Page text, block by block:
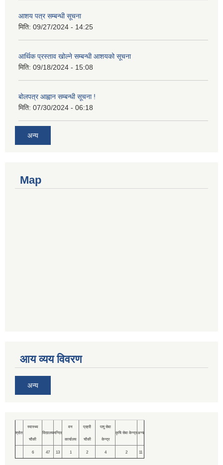
आशय पत्र सम्बन्धी सूचना
मिति: 09/27/2024 - 14:25
आर्थिक प्रस्ताव खोल्ने सम्बन्धी आशयको सूचना
मिति: 09/18/2024 - 15:08
बोलपत्र आह्वान सम्बन्धी सूचना !
मिति: 07/30/2024 - 06:18
अन्य
Map
आय व्यय विवरण
अन्य
श्रोत
स्वास्थ्य
चौकी
विद्यालयमन्दिर
वन
कार्यालय
प्रहरी
चौकी
पशु सेवा
केन्द्र
कृषि सेवा केन्द्रअन्य
6 47 13 1 2 4 2 11